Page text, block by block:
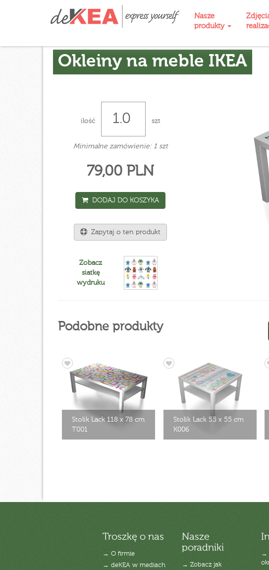
Nasze
produkty
Okleiny na meble IKEA
ilość szt
Minimalne zamówienie: 1 szt
79,00 PLN
DODAJ DO KOSZYKA
Zapytaj o ten produkt
Zobacz
siatkę
wydruku
Podobne produkty
Stolik Lack 118 x 78 cm
T001
Stolik Lack 55 x 55 cm
K006
Troszkę o nas
→ O firmie
→ deKEA w mediach
Nasze
poradniki
→ Zobacz jak
→